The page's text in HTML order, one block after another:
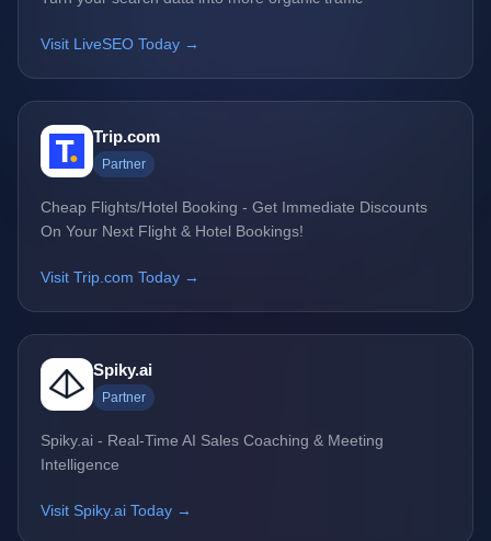
Visit LiveSEO Today →
Trip.com
Partner
Cheap Flights/Hotel Booking - Get Immediate Discounts
On Your Next Flight & Hotel Bookings!
Visit Trip.com Today →
Spiky.ai
Partner
Spiky.ai - Real-Time AI Sales Coaching & Meeting
Intelligence
Visit Spiky.ai Today →